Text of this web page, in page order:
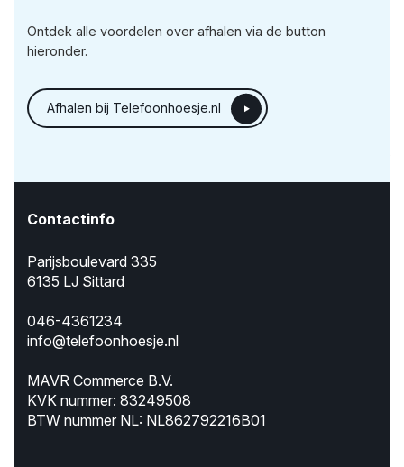
Ontdek alle voordelen over afhalen via de button
hieronder.
Afhalen bij Telefoonhoesje.nl
Contactinfo
Parijsboulevard 335
6135 LJ Sittard
046-4361234
info@telefoonhoesje.nl
MAVR Commerce B.V.
KVK nummer: 83249508
BTW nummer NL: NL862792216B01